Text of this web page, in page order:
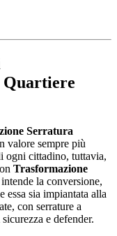
Quartiere
Serratura
valore sempre più
ogni cittadino, tuttavia,
Trasformazione
la conversione,
essa sia impiantata alla
con serrature a
e defender.